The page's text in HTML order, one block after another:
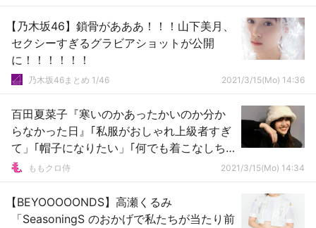
【乃木坂46】鎖骨があああ！！！山下美月、
セクシーすぎるグラビアショットが公開
に！！！！！！
乃木坂46まとめ 1/46 2021/3/15(Mo) 14:36
百田夏菜子『寒いのかあったかいのか分か
らなかった日』｢私服がおしゃれ上級者すぎ
て」｢帽子になりたい」｢何でも着こなしち
ゃう」ももクロ侍 2021/3/15(Mo) 14:34
【BEYOOOOONDS】高瀬くるみ
「SeasoningS のおかげで私たちが当たり前